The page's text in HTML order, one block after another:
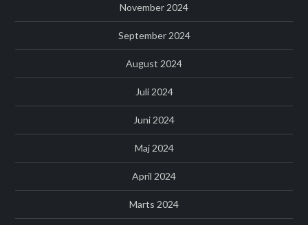
November 2024
September 2024
August 2024
Juli 2024
Juni 2024
Maj 2024
April 2024
Marts 2024